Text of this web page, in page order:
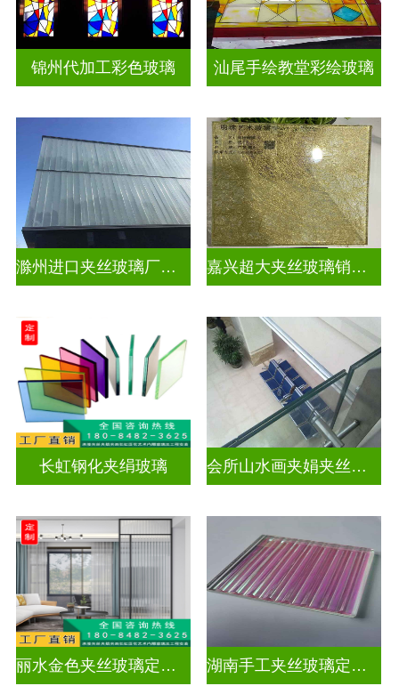
锦州代加工彩色玻璃 汕尾手绘教堂彩绘玻璃
滁州进口夹丝玻璃厂电话 嘉兴超大夹丝玻璃销售公司
长虹钢化夹绢玻璃 会所山水画夹娟夹丝玻璃
丽水金色夹丝玻璃定制电话 湖南手工夹丝玻璃定制工厂